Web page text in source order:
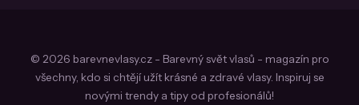
© 2026 barevnevlasy.cz - Barevný svět vlasů - magazín pro
všechny, kdo si chtějí užít krásné a zdravé vlasy. Inspiruj se
novými trendy a tipy od profesionálů!